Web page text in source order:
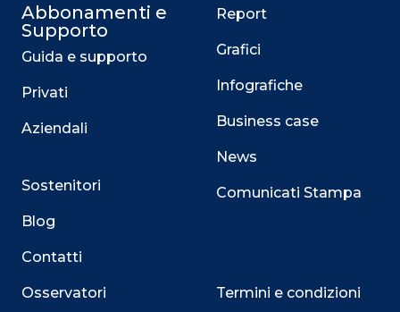
Abbonamenti e
Supporto
Guida e supporto
Privati
Aziendali
Sostenitori
Blog
Contatti
Osservatori
Report
Grafici
Infografiche
Business case
News
Comunicati Stampa
Termini e condizioni